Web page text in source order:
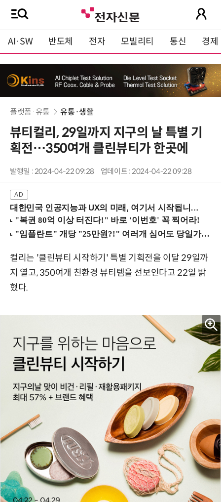
AI·SW 반도체 전자 모빌리티 통신 경제
플랫폼·유통 유통·생활
뷰티컬리, 29일까지 지구의 날 특별 기
획전…350여개 클린뷰티가 한곳에
발행일 : 2024-04-22 09:28 업데이트 : 2024-04-22 09:28
대한민국 인공지능과 UX의 미래, 여기서 시작됩니다! (9/2 강남역)
컬리는 '클린뷰티 시작하기' 특별 기획전을 이달 29일까
지 열고, 350여개 친환경 뷰티템을 선보인다고 22일 밝
혔다.